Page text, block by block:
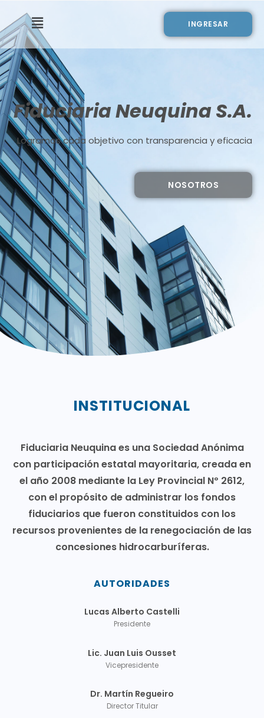
INGRESAR
Fiduciaria Neuquina S.A.
Logramos cada objetivo con transparencia y eficacia
NOSOTROS
INSTITUCIONAL
Fiduciaria Neuquina es una Sociedad Anónima
con participación estatal mayoritaria, creada en
el año 2008 mediante la Ley Provincial Nº 2612,
con el propósito de administrar los fondos
fiduciarios que fueron constituidos con los
recursos provenientes de la renegociación de las
concesiones hidrocarburíferas.
AUTORIDADES
Lucas Alberto Castelli
Presidente
Lic. Juan Luis Ousset
Vicepresidente
Dr. Martín Regueiro
Director Titular